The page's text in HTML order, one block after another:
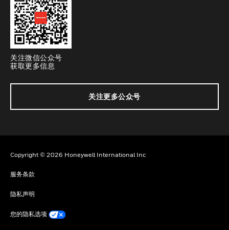
关注微信公众号
获取更多信息
关注更多公众号
Copyright © 2026 Honeywell International Inc
服务条款
隐私声明
您的隐私选项